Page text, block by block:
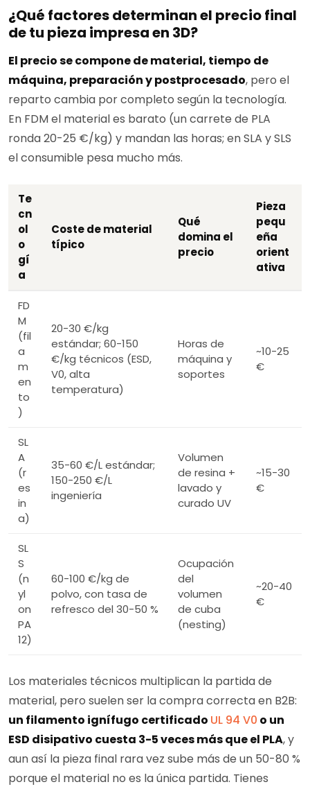
¿Qué factores determinan el precio final
de tu pieza impresa en 3D?
El precio se compone de material, tiempo de
máquina, preparación y postprocesado, pero el
reparto cambia por completo según la tecnología.
En FDM el material es barato (un carrete de PLA
ronda 20-25 €/kg) y mandan las horas; en SLA y SLS
el consumible pesa mucho más.
Te
cn
ol
o
gí
a
Coste de material
típico
Qué
domina el
precio
Pieza
pequ
eña
orient
ativa
FD
M
(fil
a
m
en
to
)
20-30 €/kg
estándar; 60-150
€/kg técnicos (ESD,
V0, alta
temperatura)
Horas de
máquina y
soportes
~10-25
€
SL
A
(r
es
in
a)
35-60 €/L estándar;
150-250 €/L
ingeniería
Volumen
de resina +
lavado y
curado UV
~15-30
€
SL
S
(n
yl
on
PA
12)
60-100 €/kg de
polvo, con tasa de
refresco del 30-50 %
Ocupación
del
volumen
de cuba
(nesting)
~20-40
€
Los materiales técnicos multiplican la partida de
material, pero suelen ser la compra correcta en B2B:
un filamento ignífugo certificado UL 94 V0 o un
ESD disipativo cuesta 3-5 veces más que el PLA, y
aun así la pieza final rara vez sube más de un 50-80 %
porque el material no es la única partida. Tienes